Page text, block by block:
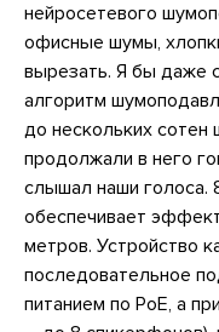
нейросетевого
офисные шумы,
вырезать. Я бы даже
алгоритм
до нескольких
продолжали в него
слышал наши голоса.
обеспечивает
метров. Устройство
последовательное
питанием по РоЕ, а